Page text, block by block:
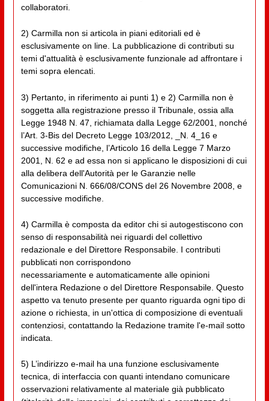
collaboratori.
2) Carmilla non si articola in piani editoriali ed è
esclusivamente on line. La pubblicazione di contributi su
temi d'attualità è esclusivamente funzionale ad affrontare i
temi sopra elencati.
3) Pertanto, in riferimento ai punti 1) e 2) Carmilla non è
soggetta alla registrazione presso il Tribunale, ossia alla
Legge 1948 N. 47, richiamata dalla Legge 62/2001, nonché
l’Art. 3-Bis del Decreto Legge 103/2012, _N. 4_16 e
successive modifiche, l’Articolo 16 della Legge 7 Marzo
2001, N. 62 e ad essa non si applicano le disposizioni di cui
alla delibera dell'Autorità per le Garanzie nelle
Comunicazioni N. 666/08/CONS del 26 Novembre 2008, e
successive modifiche.
4) Carmilla è composta da editor chi si autogestiscono con
senso di responsabilità nei riguardi del collettivo
redazionale e del Direttore Responsabile. I contributi
pubblicati non corrispondono
necessariamente e automaticamente alle opinioni
dell'intera Redazione o del Direttore Responsabile. Questo
aspetto va tenuto presente per quanto riguarda ogni tipo di
azione o richiesta, in un'ottica di composizione di eventuali
contenziosi, contattando la Redazione tramite l'e-mail sotto
indicata.
5) L’indirizzo e-mail ha una funzione esclusivamente
tecnica, di interfaccia con quanti intendano comunicare
osservazioni relativamente al materiale già pubblicato